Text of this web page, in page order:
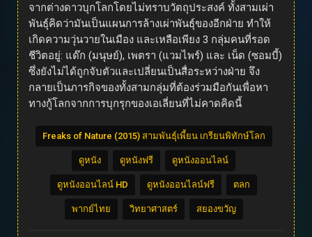
จากต่างดาวบุกโลกโดยไม่ทราบวัตถุประสงค์ ทั้งสามเผ่า
พันธุ์คิดว่ามันเป็นแผนการล้างเผ่าพันธุ์ของอีกฝ่าย ทำให้
เกิดความวุ่นวายในเมือง และเหลือเพียง 3 กลุ่มคนที่รอด
ชีวิตอยู่: แด๊ก (มนุษย์), เพตรา (แวมไพร์) และ เน็ด (ซอมบี้)
ซึ่งยังไม่ได้ถูกจับตัวและเปลี่ยนเป็นสื่อระหว่างฝ่าย จึง
กลายเป็นภารกิจของทั้งสามกลุ่มที่ต้องร่วมมือกันเพื่อหา
ทางกู้โลกจากการบุกรุกของเอเลี่ยนที่ไม่คาดคิดนี้
Freaks of Nature (2015) สามพันธุ์เพี้ยน เกรียนพิทักษ์โลก
ดูหนัง ดูหนังฟรี ดูหนังออนไลน์
ดูหนังออนไลน์ HD ดูหนังออนไลน์ฟรี ตลก
พากย์ไทย วิทยาศาสตร์ สยองขวัญ